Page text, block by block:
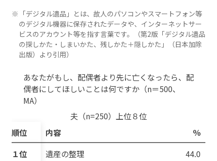
「デジタル遺品」とは、故人のパソコンやスマートフォン等
のデジタル機器に保存されたデータや、インターネットサー
ビスのアカウント等を指す言葉です。（第2版「デジタル遺品
の探しかた・しまいかた、残しかた＋隠しかた」（日本加除
出版）より引用）
あなたがもし、配偶者より先に亡くなったら、配
偶者にしてほしいことは何ですか（n＝500、
MA）
夫（n=250）上位８位
順位
内容
％
１位
遺産の整理
44.0